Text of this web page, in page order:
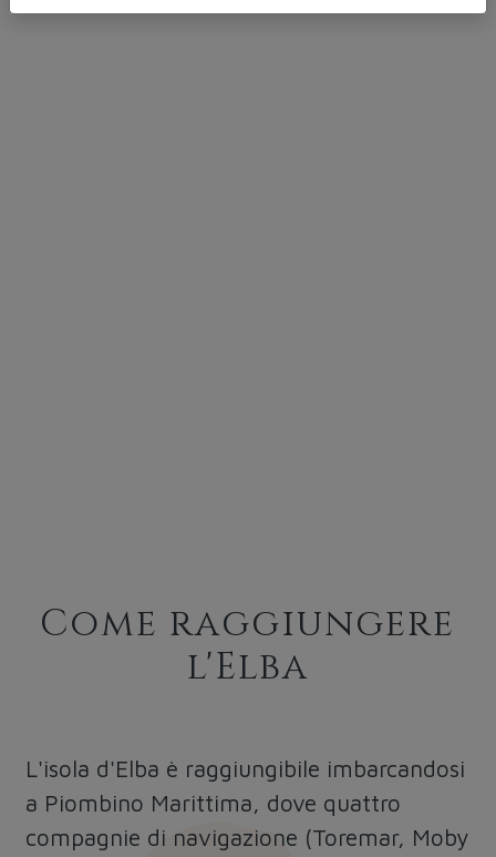
Come raggiungere
l'Elba
L'isola d'Elba è raggiungibile imbarcandosi
a Piombino Marittima, dove quattro
compagnie di navigazione (Toremar, Moby